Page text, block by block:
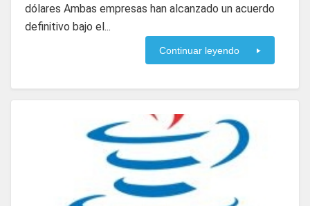
dólares Ambas empresas han alcanzado un acuerdo
definitivo bajo el...
Continuar leyendo